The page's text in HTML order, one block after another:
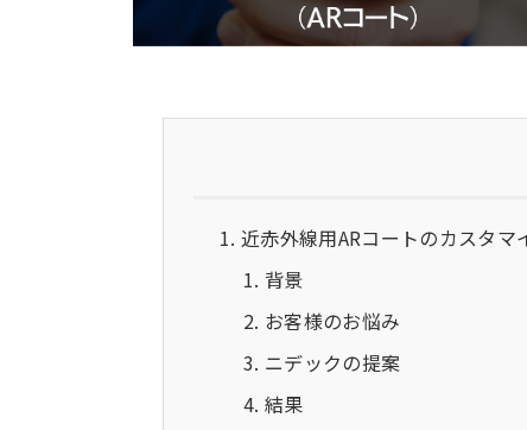
近赤外線用ARコートのカスタマ
背景
お客様のお悩み
ニデックの提案
結果